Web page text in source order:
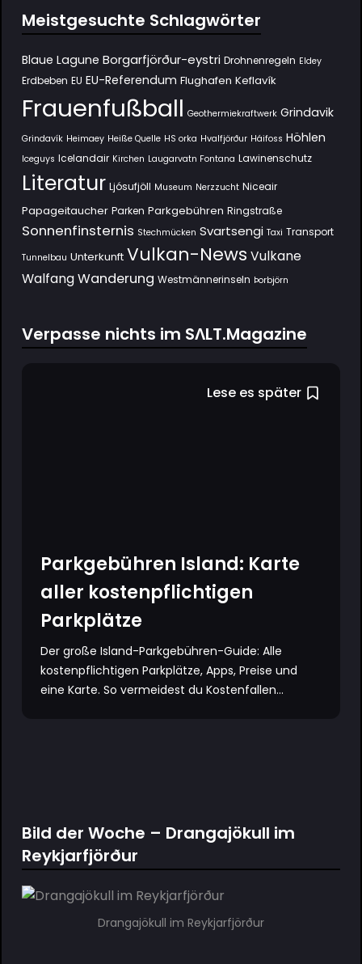
Meistgesuchte Schlagwörter
Blaue Lagune Borgarfjörður-eystri Drohnenregeln Eldey
Erdbeben EU EU-Referendum Flughafen Keflavík
Frauenfußball Geothermiekraftwerk Grindavik
Grindavík Heimaey Heiße Quelle HS orka Hvalfjörður Háifoss Höhlen
Iceguys Icelandair Kirchen Laugarvatn Fontana Lawinenschutz
Literatur Ljósufjöll Museum Nerzzucht Niceair
Papageitaucher Parken Parkgebühren Ringstraße
Sonnenfinsternis Stechmücken Svartsengi Taxi Transport
Tunnelbau Unterkunft Vulkan-News Vulkane
Walfang Wanderung Westmännerinseln Þorbjörn
Verpasse nichts im SΛLT.Magazine
Lese es später
Parkgebühren Island: Karte
aller kostenpflichtigen
Parkplätze
Der große Island-Parkgebühren-Guide: Alle
kostenpflichtigen Parkplätze, Apps, Preise und
eine Karte. So vermeidest du Kostenfallen...
Bild der Woche – Drangajökull im
Reykjarfjörður
Drangajökull im Reykjarfjörður